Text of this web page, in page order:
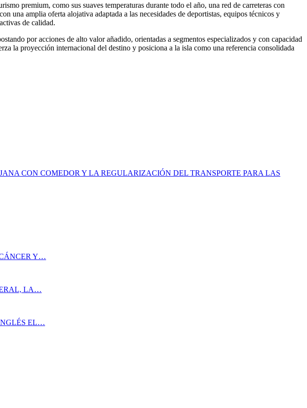
premium, como sus suaves temperaturas durante todo el año, una red de carreteras con
una amplia oferta alojativa adaptada a las necesidades de deportistas, equipos técnicos y
de calidad.
por acciones de alto valor añadido, orientadas a segmentos especializados y con capacidad
la proyección internacional del destino y posiciona a la isla como una referencia consolidada
CON COMEDOR Y LA REGULARIZACIÓN DEL TRANSPORTE PARA LAS
Y…
LA…
EL…